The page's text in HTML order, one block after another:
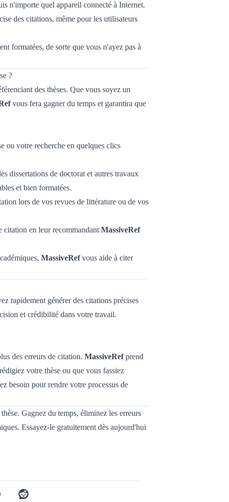
n'importe quel appareil connecté à Internet.
des citations, même pour les utilisateurs
formatées, de sorte que vous n'ayez pas à
?
des thèses. Que vous soyez un
vous fera gagner du temps et garantira que
ou votre recherche en quelques clics
dissertations de doctorat et autres travaux
et bien formatées.
lors de vos revues de littérature ou de vos
citation en leur recommandant MassiveRef
MassiveRefvous aide à citer
rapidement générer des citations précises
et crédibilité dans votre travail.
des erreurs de citation. MassiveRefprend
votre thèse ou que vous fassiez
besoin pour rendre votre processus de
Gagnez du temps, éliminez les erreurs
Essayez-le gratuitement dès aujourd'hui
reddit